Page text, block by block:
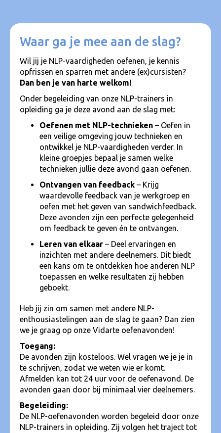
Waar ga je mee aan de slag?
Wil jij je NLP-vaardigheden oefenen, je kennis
opfrissen en sparren met andere (ex)cursisten?
Dan ben je van harte welkom!
Onder begeleiding van onze NLP-trainers in
opleiding ga je deze avond aan de slag met:
Oefenen met NLP-technieken – Oefen in
een veilige omgeving jouw technieken en
ontwikkel je NLP-vaardigheden verder. In
kleine groepjes bepaal je samen welke
technieken jullie deze avond gaan oefenen.
Ontvangen van feedback – Krijg
waardevolle feedback van je werkgroep en
oefen met het geven van sandwichfeedback.
Deze avonden zijn een perfecte gelegenheid
om feedback te geven én te ontvangen.
Leren van elkaar – Deel ervaringen en
inzichten met andere deelnemers. Dit biedt
een kans om te ontdekken hoe anderen NLP
toepassen en welke resultaten zij hebben
geboekt.
Heb jij zin om samen met andere NLP-
enthousiastelingen aan de slag te gaan? Dan zien
we je graag op onze Vidarte oefenavonden!
Toegang:
De avonden zijn kosteloos. Wel vragen we je je in
te schrijven, zodat we weten wie er komt.
Afmelden kan tot 24 uur voor de oefenavond. De
avonden gaan door bij minimaal vier deelnemers.
Begeleiding:
De NLP-oefenavonden worden begeleid door onze
NLP-trainers in opleiding. Zij volgen het traject tot